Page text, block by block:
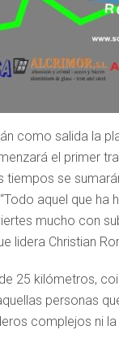
como salida la
el primer
tiempos se
aquel que
mucho con
lidera Christian
25 kilómetros,
personas
complejos ni